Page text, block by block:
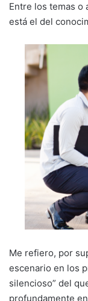
Entre los temas o
está el del
Me refiero, por
escenario en los
silencioso” del
profundamente